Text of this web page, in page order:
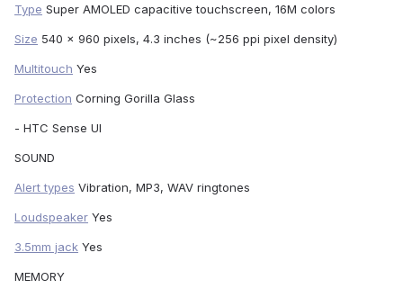
Type Super AMOLED capacitive touchscreen, 16M colors
Size 540 x 960 pixels, 4.3 inches (~256 ppi pixel density)
Multitouch Yes
Protection Corning Gorilla Glass
- HTC Sense UI
SOUND
Alert types Vibration, MP3, WAV ringtones
Loudspeaker Yes
3.5mm jack Yes
MEMORY